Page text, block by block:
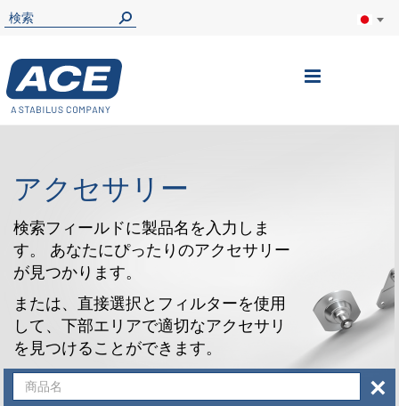
ナ
アクセサリー
検索フィールドに製品名を入力しま
す。 あなたにぴったりのアクセサリー
が見つかります。
または、直接選択とフィルターを使用
して、下部エリアで適切なアクセサリ
を見つけることができます。
×